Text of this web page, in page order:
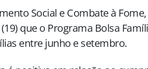
Social e Combate à Fome,
que o Programa Bolsa
entre junho e setembro.